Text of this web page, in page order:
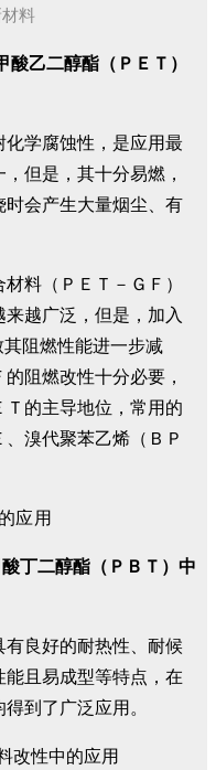
料
酸乙二醇酯（ＰＥＴ）
化学腐蚀性，是应用最
但是，其十分易燃，
时会产生大量烟尘、有
料（ＰＥＴ－ＧＦ）
越广泛，但是，加入
阻燃性能进一步减
阻燃改性十分必要，
Ｔ的主导地位，常用的
溴代聚苯乙烯（ＢＰ
丁二醇酯（ＰＢＴ）中
良好的耐热性、耐候
且易成型等特点，在
到了广泛应用。